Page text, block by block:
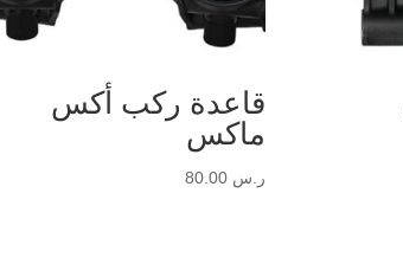
قاعدة ركب أكس
ماكس
ر.س